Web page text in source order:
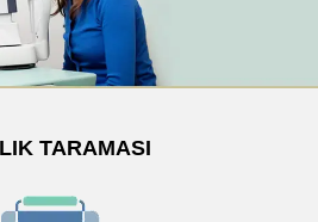
TARAMASI